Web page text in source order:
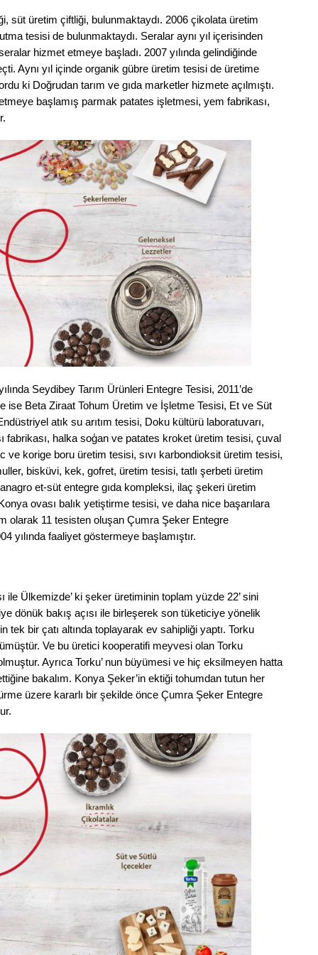
süt üretim çiftliği, bulunmaktaydı. 2006 çikolata üretim
tesisi de bulunmaktaydı. Seralar aynı yıl içerisinden
hizmet etmeye başladı. 2007 yılında gelindiğinde
Aynı yıl içinde organik gübre üretim tesisi de üretime
ki Doğrudan tarım ve gıda marketler hizmete açılmıştı.
başlamış parmak patates işletmesi, yem fabrikası,
Seydibey Tarım Ürünleri Entegre Tesisi, 2011’de
ise Beta Ziraat Tohum Üretim ve İşletme Tesisi, Et ve Süt
atık su arıtım tesisi, Doku kültürü laboratuvarı,
fabrikası, halka soģan ve patates kroket üretim tesisi, çuval
ve korige boru üretim tesisi, sıvı karbondioksit üretim tesisi,
bisküvi, kek, gofret, üretim tesisi, tatlı şerbeti üretim
et-süt entegre gıda kompleksi, ilaç şekeri üretim
ovası balık yetiştirme tesisi, ve daha nice başarılara
olarak 11 tesisten oluşan Çumra Şeker Entegre
yılında faaliyet göstermeye başlamıştır.
ile Ülkemizde’ ki şeker üretiminin toplam yüzde 22’ sini
dönük bakış açısı ile birleşerek son tüketiciye yönelik
tek bir çatı altında toplayarak ev sahipliği yaptı. Torku
Ve bu üretici kooperatifi meyvesi olan Torku
Ayrıca Torku’ nun büyümesi ve hiç eksilmeyen hatta
bakalım. Konya Şeker’in ektiği tohumdan tutun her
üzere kararlı bir şekilde önce Çumra Şeker Entegre